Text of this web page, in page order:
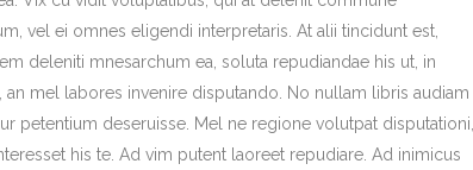
vel ei omnes eligendi interpretaris. At alii tincidunt est,
deleniti mnesarchum ea, soluta repudiandae his ut, in
mel labores invenire disputando. No nullam libris audiam
petentium deseruisse. Mel ne regione volutpat disputationi,
his te. Ad vim putent laoreet repudiare. Ad inimicus